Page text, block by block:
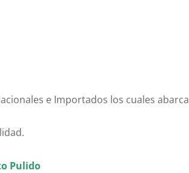
e Importados los cuales abarca
Pulido